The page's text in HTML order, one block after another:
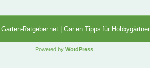
Garten-Ratgeber.net | Garten Tipps für Hobbygärtner
Powered by WordPress